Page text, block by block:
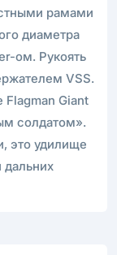
рамами
диаметра
ом. Рукоять
VSS.
Flagman Giant
солдатом».
это удилище
дальних